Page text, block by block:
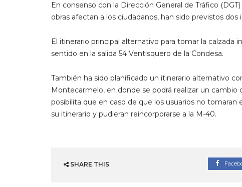
En consenso con la Dirección General de Tráfico
obras afectan a los ciudadanos, han sido previstos dos
El itinerario principal alternativo para tomar la
sentido en la salida 54 Ventisquero de la Condesa.
También ha sido planificado un itinerario alternativo
Montecarmelo, en donde se podrá realizar un
posibilita que en caso de que los usuarios no tomaran
su itinerario y pudieran reincorporarse a la M-40.
SHARE THIS